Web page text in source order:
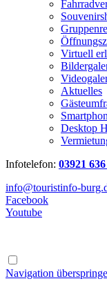
Virtuell
Aktuelles
Desktop
Infotelefon: 03921
info@touristinfo-
Facebook
Youtube
Navigation